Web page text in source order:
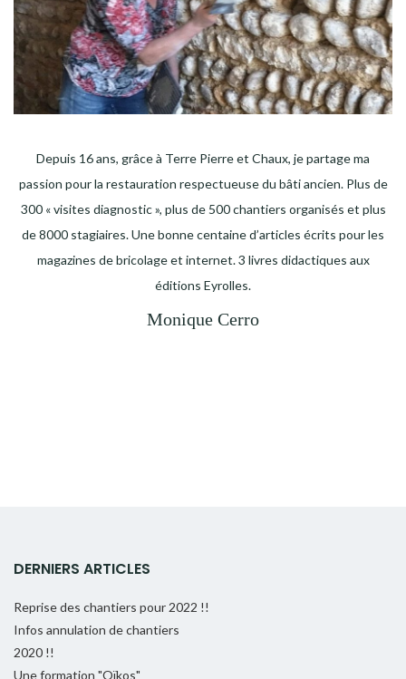
Depuis 16 ans, grâce à Terre Pierre et Chaux, je partage ma
passion pour la restauration respectueuse du bâti ancien. Plus de
300 « visites diagnostic », plus de 500 chantiers organisés et plus
de 8000 stagiaires. Une bonne centaine d’articles écrits pour les
magazines de bricolage et internet. 3 livres didactiques aux
éditions Eyrolles.
Monique Cerro
DERNIERS ARTICLES
Reprise des chantiers pour 2022 !!
Infos annulation de chantiers
2020 !!
Une formation "Oïkos"